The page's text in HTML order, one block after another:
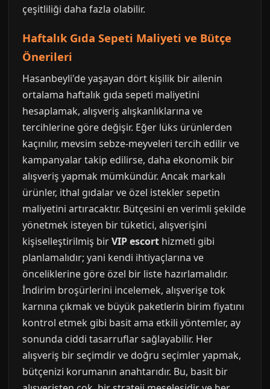
çeşitliliği daha fazla olabilir.
Haftalık Gıda Sepeti Maliyeti ve Bütçe
Önerileri
Hasanbeyli'de yaşayan dört kişilik bir ailenin
ortalama haftalık gıda sepeti maliyetini
hesaplamak, alışveriş alışkanlıklarına ve
tercihlerine göre değişir. Eğer lüks ürünlerden
kaçınılır, mevsim sebze-meyveleri tercih edilir ve
kampanyalar takip edilirse, daha ekonomik bir
alışveriş yapmak mümkündür. Ancak markalı
ürünler, ithal gıdalar ve özel istekler sepetin
maliyetini artıracaktır. Bütçesini en verimli şekilde
yönetmek isteyen bir tüketici, alışverişini
kişiselleştirilmiş birVIP escort hizmeti gibi
planlamalıdır; yani kendi ihtiyaçlarına ve
önceliklerine göre özel bir liste hazırlamalıdır.
İndirim broşürlerini incelemek, alışverişe tok
karnına çıkmak ve büyük paketlerin birim fiyatını
kontrol etmek gibi basit ama etkili yöntemler, ay
sonunda ciddi tasarruflar sağlayabilir. Her
alışveriş bir seçimdir ve doğru seçimler yapmak,
bütçenizi korumanın anahtarıdır. Bu, basit bir